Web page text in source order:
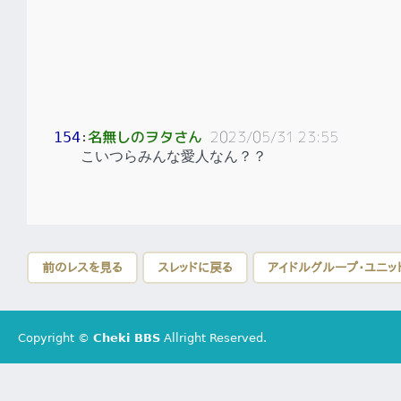
154：名無しのヲタさん 2023/05/31 23:55
こいつらみんな愛人なん？？
前のレスを見る スレッドに戻る アイドルグループ・ユニ
Copyright © Cheki BBS Allright Reserved.